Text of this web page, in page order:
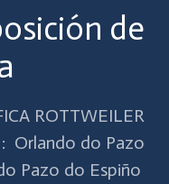
de
ROTTWEILER
Orlando do Pazo
Pazo do Espiño